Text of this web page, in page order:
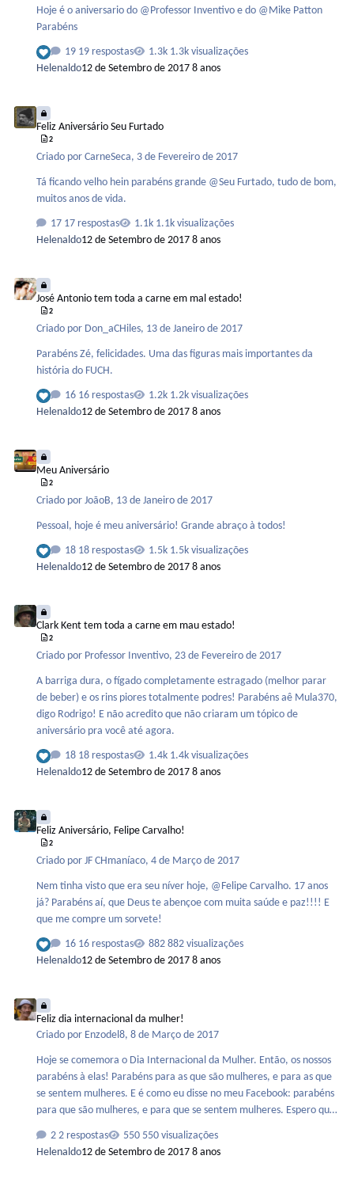
Hoje é o aniversario do @Professor Inventivo e do @Mike Patton
Parabéns
19 respostas
1.3k visualizações
Helenaldo12 de Setembro de 20178 anos
Feliz Aniversário Seu Furtado
2
Criado porCarneSeca, 3 de Fevereiro de 2017
Tá ficando velho hein parabéns grande @Seu Furtado, tudo de bom,
muitos anos de vida.
17 respostas
1.1k visualizações
Helenaldo12 de Setembro de 20178 anos
José Antonio tem toda a carne em mal estado!
2
Criado por Don_aCHiles, 13 de Janeiro de 2017
Parabéns Zé, felicidades. Uma das figuras mais importantes da
história do FUCH.
16 respostas
1.2k visualizações
Helenaldo12 de Setembro de 20178 anos
Meu Aniversário
2
Criado porJoãoB, 13 de Janeiro de 2017
Pessoal, hoje é meu aniversário! Grande abraço à todos!
18 respostas
1.5k visualizações
Helenaldo12 de Setembro de 20178 anos
Clark Kent tem toda a carne em mau estado!
2
Criado por Professor Inventivo,23 de Fevereiro de 2017
A barriga dura, o fígado completamente estragado (melhor parar
de beber) e os rins piores totalmente podres! Parabéns aê Mula370,
digo Rodrigo! E não acredito que não criaram um tópico de
aniversário pra você até agora.
18 respostas
1.4k visualizações
Helenaldo12 de Setembro de 20178 anos
Feliz Aniversário, Felipe Carvalho!
2
Criado porJF CHmaníaco,4 de Março de 2017
Nem tinha visto que era seu níver hoje, @Felipe Carvalho. 17 anos
já? Parabéns aí, que Deus te abençoe com muita saúde e paz!!!! E
que me compre um sorvete!
16 respostas
882 visualizações
Helenaldo12 de Setembro de 20178 anos
Feliz dia internacional da mulher!
Criado por Enzodel8,8 de Março de 2017
Hoje se comemora o Dia Internacional da Mulher. Então, os nossos
parabéns à elas! Parabéns para as que são mulheres, e para as que
se sentem mulheres. E é como eu disse no meu Facebook: parabéns
para que são mulheres, e para que se sentem mulheres. Espero que
e deveres. O que importa não é fazer uma guerra Feminismo X
2 respostas
550 visualizações
Helenaldo12 de Setembro de 20178 anos